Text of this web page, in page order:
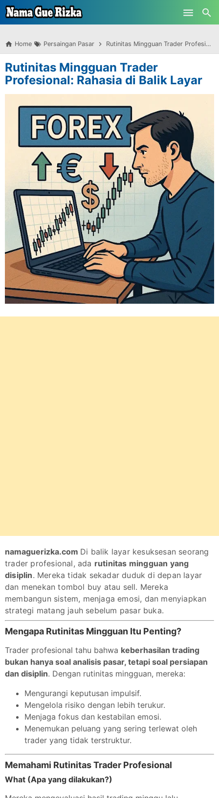
-->
Skip to main content
Home Persaingan Pasar Rutinitas Mingguan Trader Profesional: Rahasia di Balik Layar
Rutinitas Mingguan Trader
Profesional: Rahasia di Balik Layar
namaguerizka.com Di balik layar kesuksesan seorang
trader profesional, ada rutinitas mingguan yang
disiplin. Mereka tidak sekadar duduk di depan layar
dan menekan tombol buy atau sell. Mereka
membangun sistem, menjaga emosi, dan menyiapkan
strategi matang jauh sebelum pasar buka.
Mengapa Rutinitas Mingguan Itu Penting?
Trader profesional tahu bahwa keberhasilan trading
bukan hanya soal analisis pasar, tetapi soal persiapan
dan disiplin. Dengan rutinitas mingguan, mereka:
Mengurangi keputusan impulsif.
Mengelola risiko dengan lebih terukur.
Menjaga fokus dan kestabilan emosi.
Menemukan peluang yang sering terlewat oleh
trader yang tidak terstruktur.
Memahami Rutinitas Trader Profesional
What (Apa yang dilakukan?)